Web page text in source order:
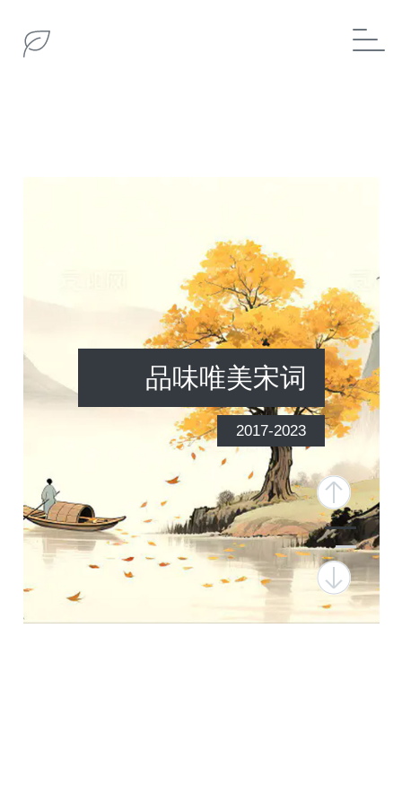
品味唯美宋词
2017-2023